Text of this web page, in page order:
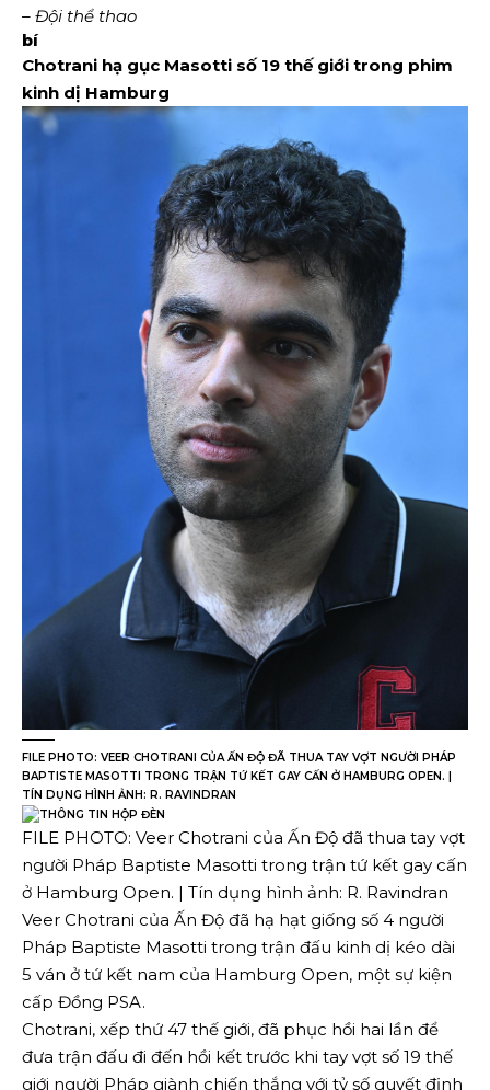
– Đội thể thao
bí
Chotrani hạ gục Masotti số 19 thế giới trong phim
kinh dị Hamburg
FILE PHOTO: VEER CHOTRANI CỦA ẤN ĐỘ ĐÃ THUA TAY VỢT NGƯỜI PHÁP
BAPTISTE MASOTTI TRONG TRẬN TỨ KẾT GAY CẤN Ở HAMBURG OPEN. |
TÍN DỤNG HÌNH ẢNH: R. RAVINDRAN
FILE PHOTO: Veer Chotrani của Ấn Độ đã thua tay vợt
người Pháp Baptiste Masotti trong trận tứ kết gay cấn
ở Hamburg Open. | Tín dụng hình ảnh: R. Ravindran
Veer Chotrani của Ấn Độ đã hạ hạt giống số 4 người
Pháp Baptiste Masotti trong trận đấu kinh dị kéo dài
5 ván ở tứ kết nam của Hamburg Open, một sự kiện
cấp Đồng PSA.
Chotrani, xếp thứ 47 thế giới, đã phục hồi hai lần để
đưa trận đấu đi đến hồi kết trước khi tay vợt số 19 thế
giới người Pháp giành chiến thắng với tỷ số quyết định